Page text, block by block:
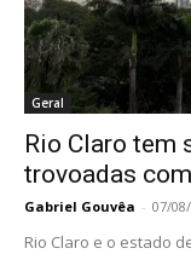
Geral
Rio Claro tem
trovoadas
Gabriel Gouvêa - 07/
Rio Claro e o estado